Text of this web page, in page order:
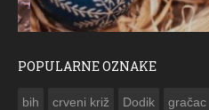
POPULARNE OZNAKE
bih crveni križ Dodik gračac